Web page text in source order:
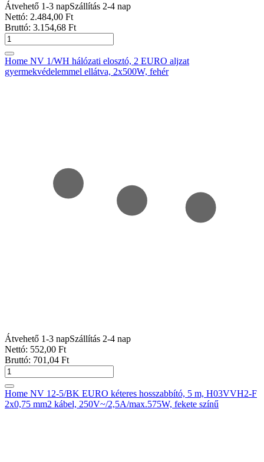
Átvehető 1-3 napSzállítás 2-4 nap
Nettó: 2.484,00 Ft
Bruttó: 3.154,68 Ft
Home NV 1/WH hálózati elosztó, 2 EURO aljzat
gyermekvédelemmel ellátva, 2x500W, fehér
Átvehető 1-3 napSzállítás 2-4 nap
Nettó: 552,00 Ft
Bruttó: 701 ,04 Ft
Home NV 12-5/BK EURO kéteres hosszabbító, 5 m, H03VVH2-F
2x0,75 mm2 kábel, 250V~/2,5A/max.575W, fekete színű